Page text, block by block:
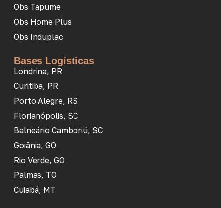
Obs Tapume
Obs Home Plus
Obs Induplac
Bases Logísticas
Londrina, PR
Curitiba, PR
Porto Alegre, RS
Florianópolis, SC
Balneário Camboriú, SC
Goiânia, GO
Rio Verde, GO
Palmas, TO
Cuiabá, MT